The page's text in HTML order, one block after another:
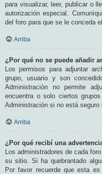
para visualizar, leer, publicar o
autorización especial.
del foro para que se le conceda
Arriba
¿Por qué no se puede añadir
Los permisos para adjuntar
grupo, usuario y son
Administración no permite
encuentra o solo ciertos
Administración si no está seguro
Arriba
¿Por qué recibí una
Los administradores de cada
su sitio. Si ha quebrantado
Por favor recuerde que esta